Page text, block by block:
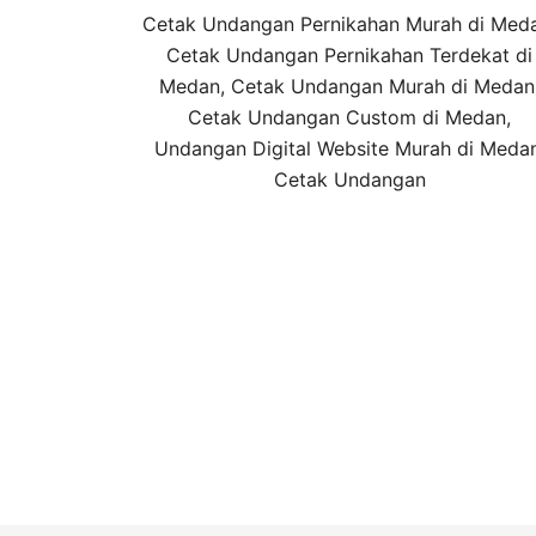
Cetak Undangan Pernikahan Murah di
Cetak Undangan Pernikahan Terdekat di
Medan, Cetak Undangan Murah di
Cetak Undangan Custom di Medan,
Undangan Digital Website Murah di
Cetak Undangan